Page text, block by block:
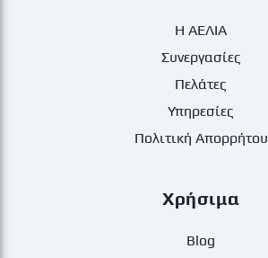
Η ΑΕΛΙΑ
Συνεργασίες
Πελάτες
Υπηρεσίες
Πολιτική Απορρήτου
Χρήσιμα
Blog